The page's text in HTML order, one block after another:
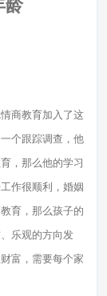
龄
商教育加入了这
个跟踪调查，他
，那么他的学习
作很顺利，婚姻
育，那么孩子的
乐观的方向发
富，需要每个家